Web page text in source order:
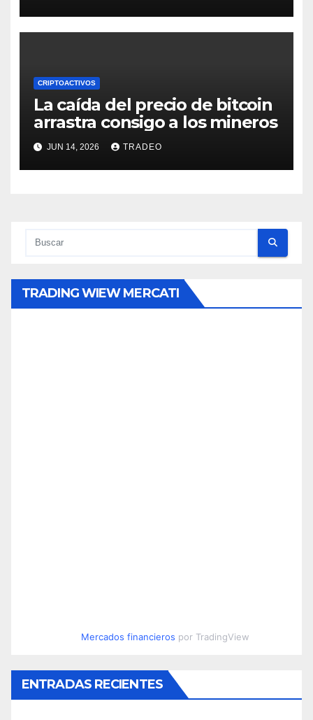
CRIPTOACTIVOS
La caída del precio de bitcoin
arrastra consigo a los mineros
JUN 14, 2026 TRADEO
TRADING WIEW MERCATI
Mercados financieros por TradingView
ENTRADAS RECIENTES